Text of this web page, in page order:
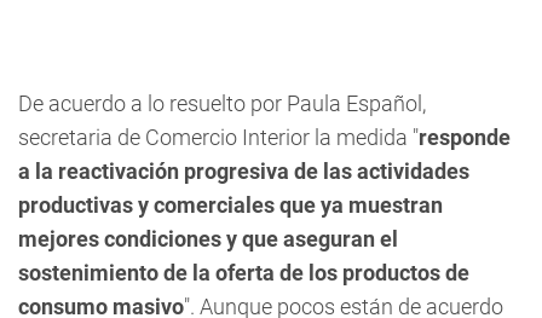
De acuerdo a lo resuelto por Paula Español,
secretaria de Comercio Interior la medida "responde
a la reactivación progresiva de las actividades
productivas y comerciales que ya muestran
mejores condiciones y que aseguran el
sostenimiento de la oferta de los productos de
consumo masivo". Aunque pocos están de acuerdo